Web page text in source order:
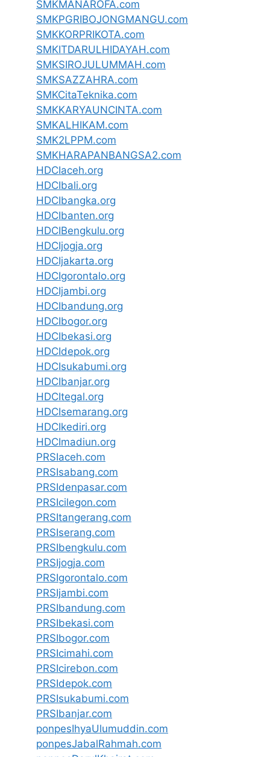
SMKMANAROFA.com
SMKPGRIBOJONGMANGU.com
SMKKORPRIKOTA.com
SMKITDARULHIDAYAH.com
SMKSIROJULUMMAH.com
SMKSAZZAHRA.com
SMKCitaTeknika.com
SMKKARYAUNCINTA.com
SMKALHIKAM.com
SMK2LPPM.com
SMKHARAPANBANGSA2.com
HDCIaceh.org
HDCIbali.org
HDCIbangka.org
HDCIbanten.org
HDCIBengkulu.org
HDCIjogja.org
HDCIjakarta.org
HDCIgorontalo.org
HDCIjambi.org
HDCIbandung.org
HDCIbogor.org
HDCIbekasi.org
HDCIdepok.org
HDCIsukabumi.org
HDCIbanjar.org
HDCItegal.org
HDCIsemarang.org
HDCIkediri.org
HDCImadiun.org
PRSIaceh.com
PRSIsabang.com
PRSIdenpasar.com
PRSIcilegon.com
PRSItangerang.com
PRSIserang.com
PRSIbengkulu.com
PRSIjogja.com
PRSIgorontalo.com
PRSIjambi.com
PRSIbandung.com
PRSIbekasi.com
PRSIbogor.com
PRSIcimahi.com
PRSIcirebon.com
PRSIdepok.com
PRSIsukabumi.com
PRSIbanjar.com
ponpesIhyaUlumuddin.com
ponpesJabalRahmah.com